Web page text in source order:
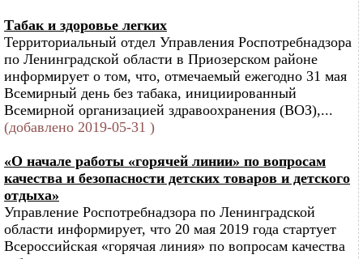
Табак и здоровье легких
Территориальный отдел Управления Роспотребнадзора
по Ленинградской области в Приозерском районе
информирует о том, что, отмечаемый ежегодно 31 мая
Всемирный день без табака, инициированный
Всемирной организацией здравоохранения (ВОЗ),...
(добавлено 2019-05-31 )
«О начале работы «горячей линии» по вопросам
качества и безопасности детских товаров и детского
отдыха»
Управление Роспотребнадзора по Ленинградской
области информирует, что 20 мая 2019 года стартует
Всероссийская «горячая линия» по вопросам качества